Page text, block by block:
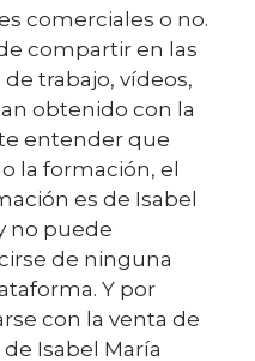
comerciales o no.
compartir en las
trabajo, vídeos,
obtenido con la
entender que
la formación, el
es de Isabel
no puede
de ninguna
Y por
con la venta de
Isabel María